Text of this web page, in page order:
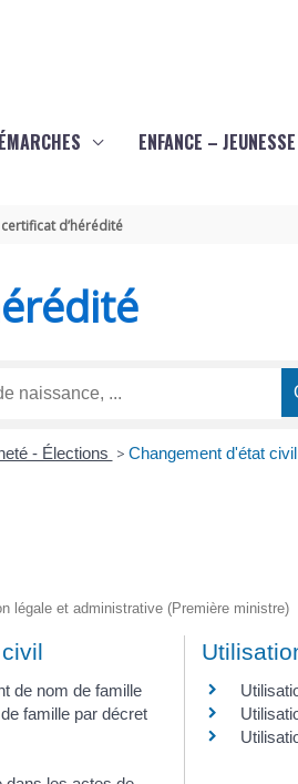
ENFANCE – JEUNESSE
certificat d’hérédité
- Élections > Changement d'état civil
légale et administrative (Première ministre)
de nom de famille
famille par décret